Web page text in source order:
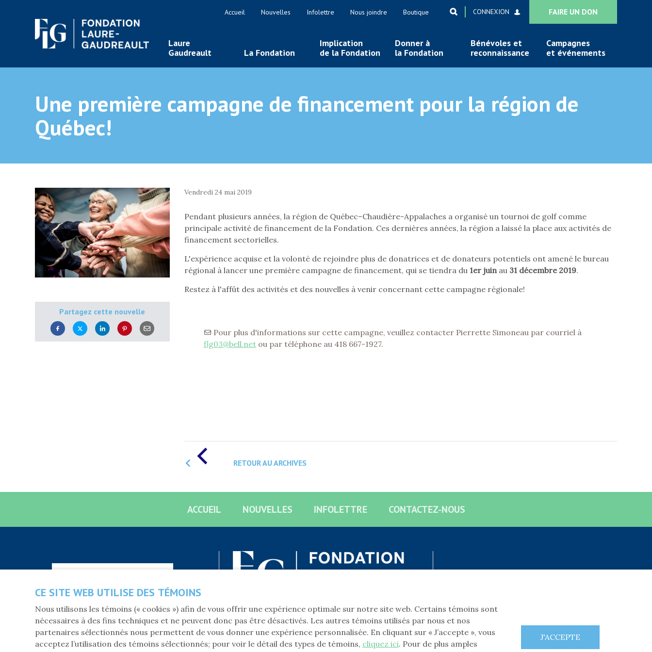
Accueil Nouvelles Infolettre Nous joindre Boutique CONNEXION FAIRE UN DON
Laure
Gaudreault
La Fondation
Implication
de la Fondation
Donner à
la Fondation
Bénévoles et
reconnaissance
Campagnes
et événements
Une première campagne de financement pour la région de
Québec!
Partagez cette nouvelle
Vendredi 24 mai 2019
Pendant plusieurs années, la région de Québec–Chaudière-Appalaches a organisé un tournoi de golf comme
principale activité de financement de la Fondation. Ces dernières années, la région a laissé la place aux activités de
financement sectorielles.
L'expérience acquise et la volonté de rejoindre plus de donatrices et de donateurs potentiels ont amené le bureau
régional à lancer une première campagne de financement, qui se tiendra du 1er juinau 31 décembre 2019.
Restez à l'affût des activités et des nouvelles à venir concernant cette campagne régionale!
Pour plus d'informations sur cette campagne, veuillez contacter Pierrette Simoneau par courriel à
flg03@bell.netou par téléphone au 418 667-1927.
RETOUR AU ARCHIVES
ACCUEIL NOUVELLES INFOLETTRE CONTACTEZ-NOUS
PROPULSÉ PAR SÉCURISÉ PAR
CE SITE WEB UTILISE DES TÉMOINS
Nous utilisons les témoins (« cookies ») afin de vous offrir une expérience optimale sur notre site web. Certains témoins sont
nécessaires à des fins techniques et ne peuvent donc pas être désactivés. Les autres témoins utilisés par nous et nos
partenaires sélectionnés nous permettent de vous donner une expérience personnalisée. En cliquant sur « J’accepte », vous
acceptez l’utilisation des témoins sélectionnés; pour voir le détail des types de témoins, cliquez ici. Pour de plus amples